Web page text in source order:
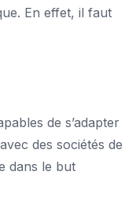
En effet, il faut
de s’adapter
des sociétés de
dans le but